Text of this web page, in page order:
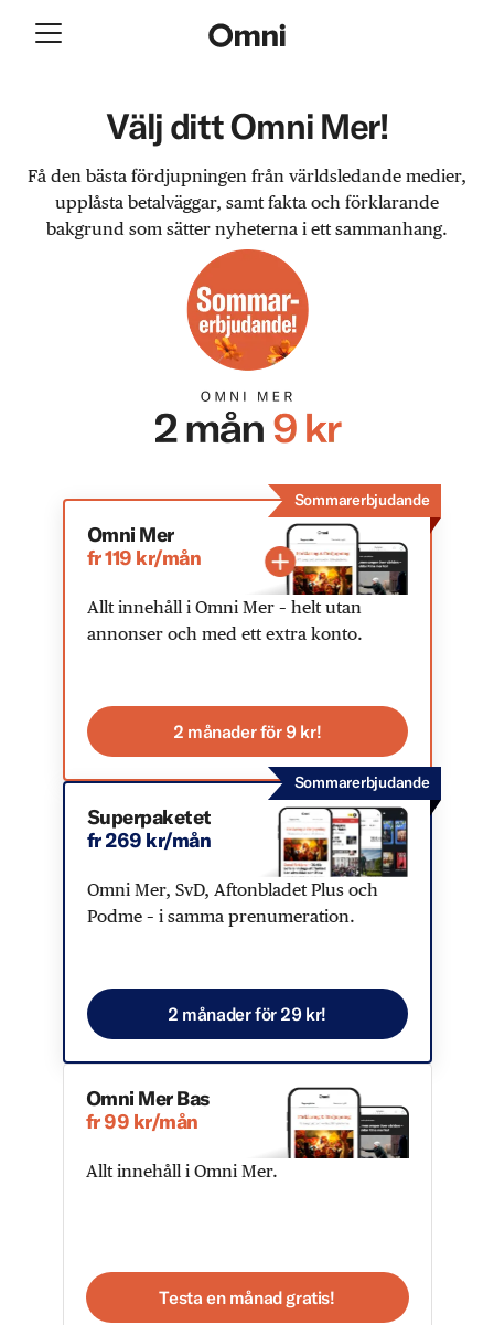
Välj ditt Omni Mer!
Få den bästa fördjupningen från världsledande medier,
upplåsta betalväggar, samt fakta och förklarande
bakgrund som sätter nyheterna i ett sammanhang.
Sommarerbjudande
Omni Mer
fr 119 kr/mån
Allt innehåll i Omni Mer – helt utan
annonser och med ett extra konto.
2 månader för 9 kr!
Sommarerbjudande
Superpaketet
fr 269 kr/mån
Omni Mer, SvD, Aftonbladet Plus och
Podme – i samma prenumeration.
2 månader för 29 kr!
Omni Mer Bas
fr 99 kr/mån
Allt innehåll i Omni Mer.
Testa en månad gratis!